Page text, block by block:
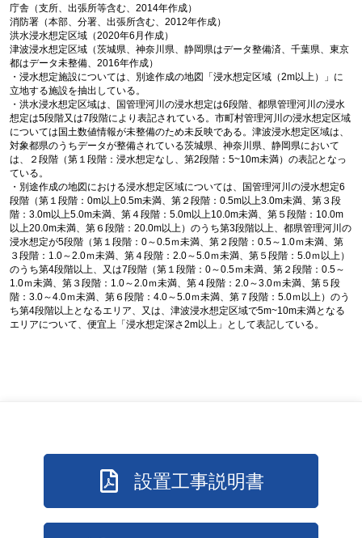
庁舎（支所、出張所等含む、2014年作成）
消防署（本部、分署、出張所含む、2012年作成）
洪水浸水想定区域（2020年6月作成）
津波浸水想定区域（茨城県、神奈川県、静岡県はデータ整備済、千葉県、東京
都はデータ未整備、2016年作成）
・浸水想定施設については、別途作成の地図「浸水想定区域（2m以上）」に
立地する施設を抽出している。
・洪水浸水想定区域は、国管理河川の浸水想定は6段階、都県管理河川の浸水
想定は5段階又は7段階により表記されている。市町村管理河川の浸水想定区域
については国土数値情報が未整備のため未反映である。津波浸水想定区域は、
対象都県のうちデータが整備されている茨城県、神奈川県、静岡県において
は、２段階（第１段階：浸水想定なし、第2段階：5~10m未満）の表記となっ
ている。
・別途作成の地図における浸水想定区域については、国管理河川の浸水想定6
段階（第１段階：0m以上0.5m未満、第２段階：0.5m以上3.0m未満、第３段
階：3.0m以上5.0m未満、第４段階：5.0m以上10.0m未満、第５段階：10.0m
以上20.0m未満、第６段階：20.0m以上）のうち第3段階以上、都県管理河川の
浸水想定が5段階（第１段階：0～0.5ｍ未満、第２段階：0.5～1.0ｍ未満、第
３段階：1.0～2.0ｍ未満、第４段階：2.0～5.0ｍ未満、第５段階：5.0ｍ以上）
のうち第4段階以上、又は7段階（第１段階：0～0.5ｍ未満、第２段階：0.5～
1.0ｍ未満、第３段階：1.0～2.0ｍ未満、第４段階：2.0～3.0ｍ未満、第５段
階：3.0～4.0ｍ未満、第６段階：4.0～5.0ｍ未満、第７段階：5.0ｍ以上）のう
ち第4段階以上となるエリア、又は、津波浸水想定区域で5m~10m未満となる
エリアについて、便宜上「浸水想定深さ2m以上」として表記している。
設置工事説明書